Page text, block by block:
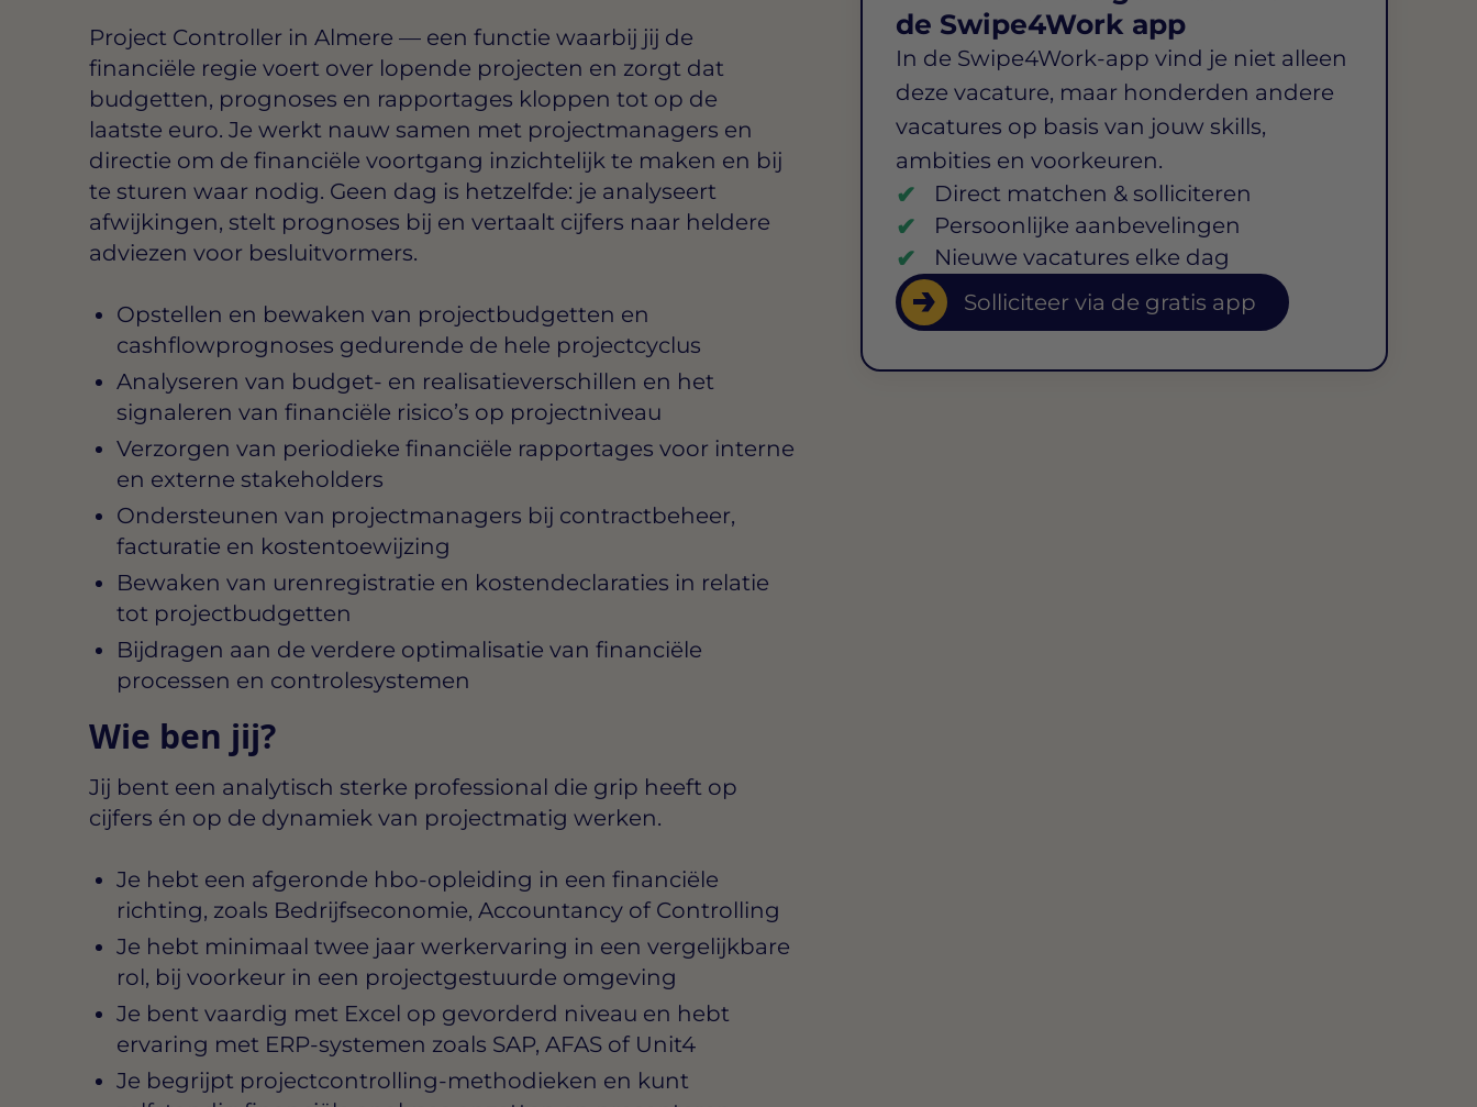
Project Controller in Almere — een functie waarbij jij de
financiële regie voert over lopende projecten en zorgt dat
budgetten, prognoses en rapportages kloppen tot op de
laatste euro. Je werkt nauw samen met projectmanagers en
directie om de financiële voortgang inzichtelijk te maken en bij
te sturen waar nodig. Geen dag is hetzelfde: je analyseert
afwijkingen, stelt prognoses bij en vertaalt cijfers naar heldere
adviezen voor besluitvormers.
Opstellen en bewaken van projectbudgetten en
cashflowprognoses gedurende de hele projectcyclus
Analyseren van budget- en realisatieverschillen en het
signaleren van financiële risico’s op projectniveau
Verzorgen van periodieke financiële rapportages voor interne
en externe stakeholders
Ondersteunen van projectmanagers bij contractbeheer,
facturatie en kostentoewijzing
Bewaken van urenregistratie en kostendeclaraties in relatie
tot projectbudgetten
Bijdragen aan de verdere optimalisatie van financiële
processen en controlesystemen
Wie ben jij?
Jij bent een analytisch sterke professional die grip heeft op
cijfers én op de dynamiek van projectmatig werken.
Je hebt een afgeronde hbo-opleiding in een financiële
richting, zoals Bedrijfseconomie, Accountancy of Controlling
Je hebt minimaal twee jaar werkervaring in een vergelijkbare
rol, bij voorkeur in een projectgestuurde omgeving
Je bent vaardig met Excel op gevorderd niveau en hebt
ervaring met ERP-systemen zoals SAP, AFAS of Unit4
Je begrijpt projectcontrolling-methodieken en kunt
de Swipe4Work app
In de Swipe4Work-app vind je niet alleen
deze vacature, maar honderden andere
vacatures op basis van jouw skills,
ambities en voorkeuren.
Direct matchen & solliciteren
Persoonlijke aanbevelingen
Nieuwe vacatures elke dag
Solliciteer via de gratis app